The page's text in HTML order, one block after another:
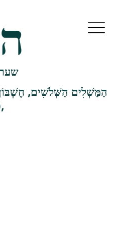
הַמַּשְׁלִים הַשְּׁלֹשִׁים,
כֵּן קַבֵּל עַל עַצְמְךָ, אָחִי,